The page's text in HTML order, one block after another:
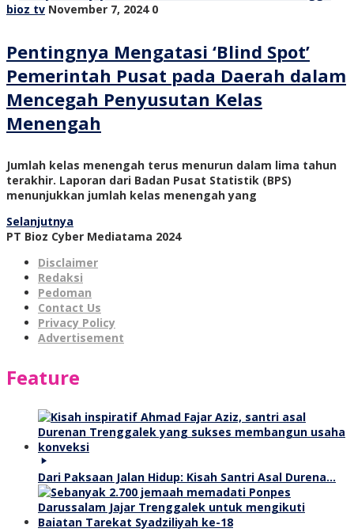
bioz tv November 7, 2024 0
Pentingnya Mengatasi ‘Blind Spot’
Pemerintah Pusat pada Daerah dalam
Mencegah Penyusutan Kelas
Menengah
Jumlah kelas menengah terus menurun dalam lima tahun
terakhir. Laporan dari Badan Pusat Statistik (BPS)
menunjukkan jumlah kelas menengah yang
Selanjutnya
PT Bioz Cyber Mediatama 2024
Disclaimer
Redaksi
Pedoman
Contact Us
Privacy Policy
Advertisement
Feature
Dari Paksaan Jalan Hidup: Kisah Santri Asal Durena…